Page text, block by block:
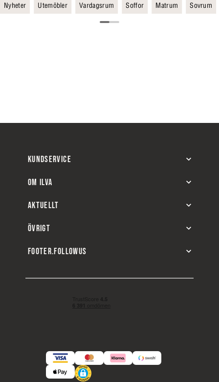
Nyheter Utemöbler Vardagsrum Soffor Matrum Sovrum
KUNDSERVICE
OM ILVA
AKTUELLT
ÖVRIGT
FOOTER.FOLLOWUS